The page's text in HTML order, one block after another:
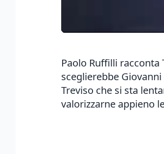
Paolo Ruffilli racconta
sceglierebbe
Treviso che si sta
valorizzarne appieno